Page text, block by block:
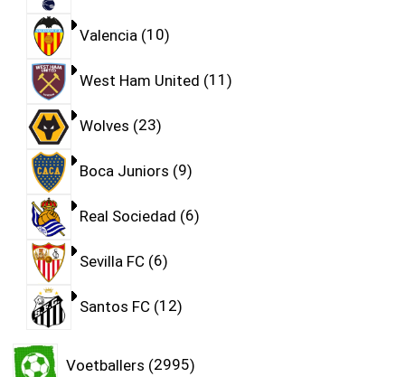
Valencia 10
West Ham United 11
Wolves 23
Boca Juniors 9
Real Sociedad 6
Sevilla FC 6
Santos FC 12
Voetballers 2995